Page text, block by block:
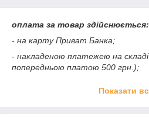
оплата за товар здійснюється:
- на карту Приват Банка;
- накладеною платежею на
попередньою платою 500 грн.);
Показати